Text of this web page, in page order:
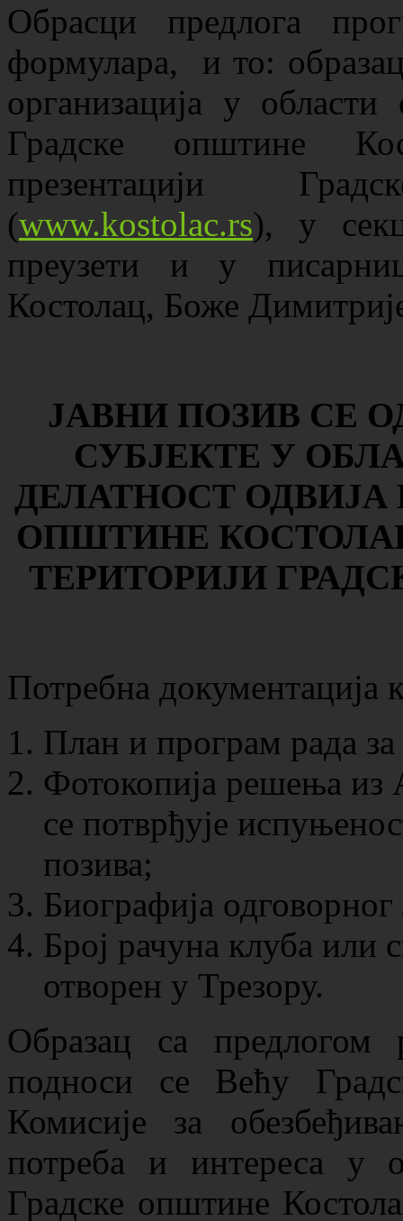
Обрасци предлога
формулара, и то:
организација у
Градске општине
презентацији
(www.kostolac.rs), у
преузети и у
Костолац, Боже
ЈАВНИ ПОЗИВ СЕ
СУБЈЕКТЕ У
ДЕЛАТНОСТ ОДВИЈА
ОПШТИНЕ
ТЕРИТОРИЈИ
Потребна документација
План и програм рада
Фотокопија решења из
се потврђује
позива;
Биографија
Број рачуна клуба или
отворен у Трезору.
Образац са предлогом
подноси се Већу
Комисијe за
потреба и интереса у
Градске општине